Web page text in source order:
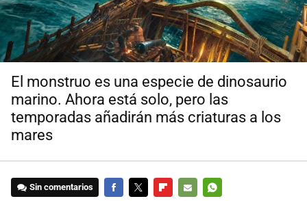
El monstruo es una especie de dinosaurio
marino. Ahora está solo, pero las
temporadas añadirán más criaturas a los
mares
Sin comentarios